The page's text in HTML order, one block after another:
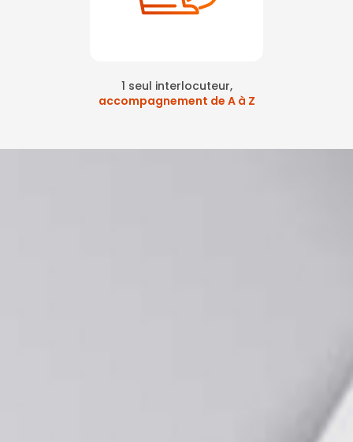
1 seul interlocuteur,
accompagnement de A à Z